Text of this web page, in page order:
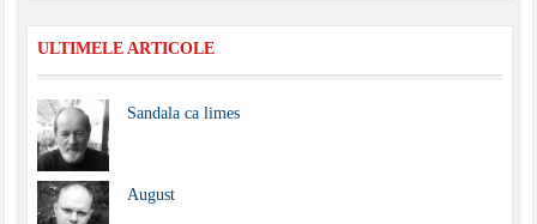
ULTIMELE ARTICOLE
Sandala ca limes
August